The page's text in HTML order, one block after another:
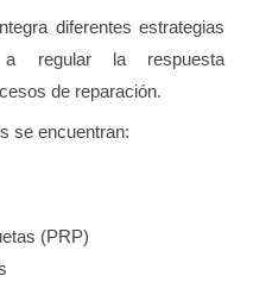
diferentes estrategias
a regular la respuesta
de reparación.
se encuentran:
(PRP)